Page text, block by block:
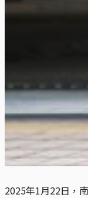
2025年1月22日，